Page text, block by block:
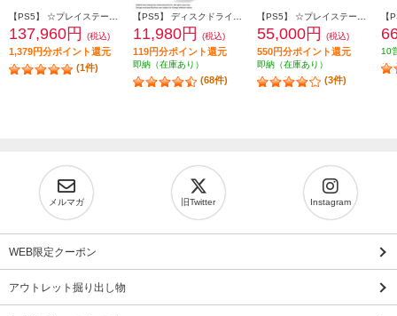
137,960円 (税込)
1,379円分ポイント還元
(1件)
11,980円 (税込)
119円分ポイント還元
即納（在庫あり）
(68件)
55,000円 (税込)
550円分ポイント還元
即納（在庫あり）
(3件)
10
メルマガ 旧Twitter Instagram
WEB限定クーポン
アウトレット掘り出し物